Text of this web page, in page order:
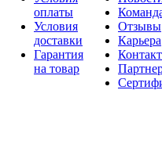
оплаты
Условия
доставки
Гарантия
на товар
Отзывы
Карьера